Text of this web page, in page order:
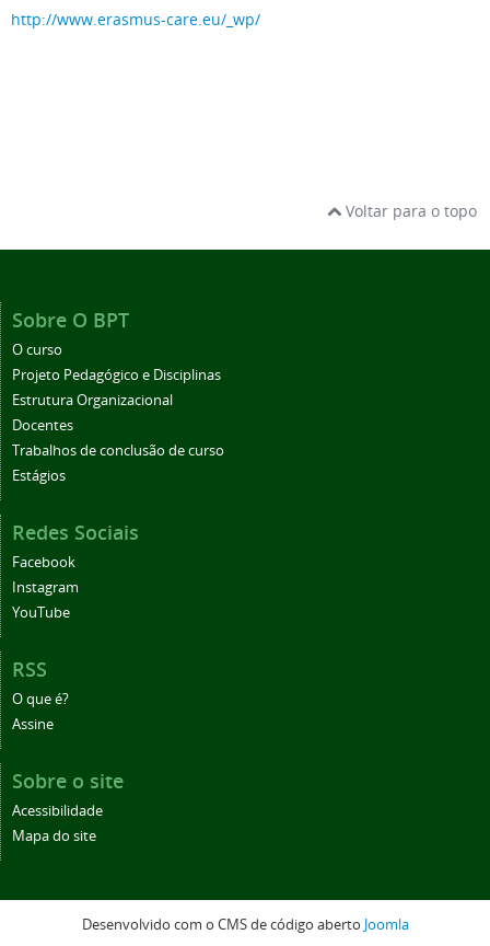
http://www.erasmus-care.eu/_wp/
Voltar para o topo
Sobre O BPT
O curso
Projeto Pedagógico e Disciplinas
Estrutura Organizacional
Docentes
Trabalhos de conclusão de curso
Estágios
Redes Sociais
Facebook
Instagram
YouTube
RSS
O que é?
Assine
Sobre o site
Acessibilidade
Mapa do site
Desenvolvido com o CMS de código aberto Joomla